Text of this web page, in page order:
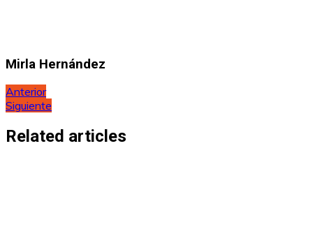
Mirla Hernández
Navegación
de
entradas
Anterior
Siguiente
Related articles